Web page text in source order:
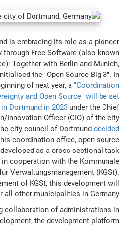
is embracing its role as a pioneer
Free Software (also known
Together with Berlin and Munich,
the "Open Source Big 3". In
of next year, a "Coordination
and Open Source" will be set
in Dortmund in 2023under the Chief
Innovation Officer (CIO) of the city
city council of Dortmund decided
coordination office, open source
as a cross-sectional task
cooperation with the Kommunale
Verwaltungsmanagement (KGSt).
of KGSt, this development will
all other municipalities in Germany.
collaboration of administrations in
the development platform